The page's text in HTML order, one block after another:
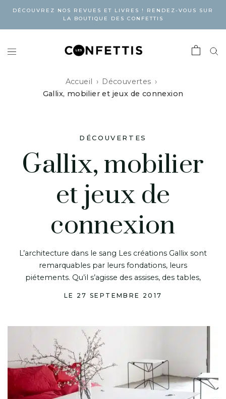
DÉCOUVREZ NOS REVUES ET LIVRES ! RENDEZ-VOUS SUR
LA BOUTIQUE DES CONFETTIS
Accueil
Découvertes
Gallix, mobilier et jeux de connexion
DÉCOUVERTES
Gallix, mobilier
et jeux de
connexion
L’architecture dans le sang Les créations Gallix sont
remarquables par leurs fondations, leurs
piétements. Qu’il s’agisse des assises, des tables,
LE 27 SEPTEMBRE 2017